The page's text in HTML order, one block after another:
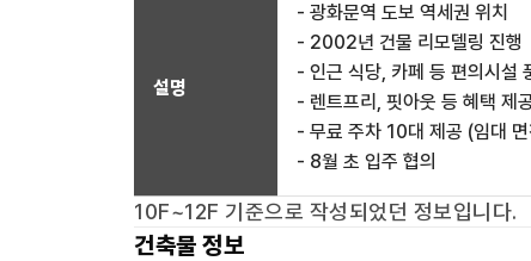
설명
- 광화문역 도보 역세권 위치
- 2002년 건물 리모델링 진행
- 인근 식당, 카페 등 편의시설
- 렌트프리, 핏아웃 등 혜택 제
- 무료 주차 10대 제공 (임대
- 8월 초 입주 협의
10F~12F 기준으로 작성되었던 정보입니다.
건축물 정보